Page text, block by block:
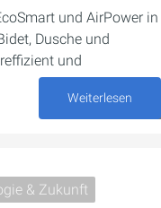
und AirPower in
Dusche und
und
Weiterlesen
& Zukunft